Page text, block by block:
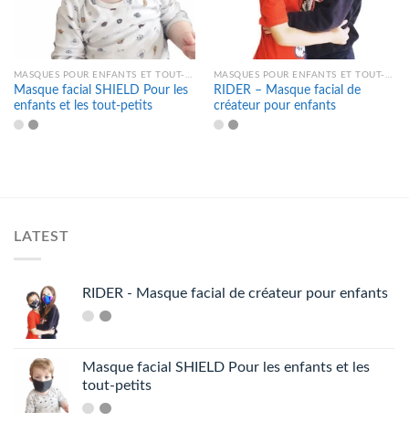
Masque facial SHIELD Pour les
enfants et les tout-petits
RIDER – Masque facial de
créateur pour enfants
LATEST
RIDER - Masque facial de créateur pour enfants
Masque facial SHIELD Pour les enfants et les
tout-petits